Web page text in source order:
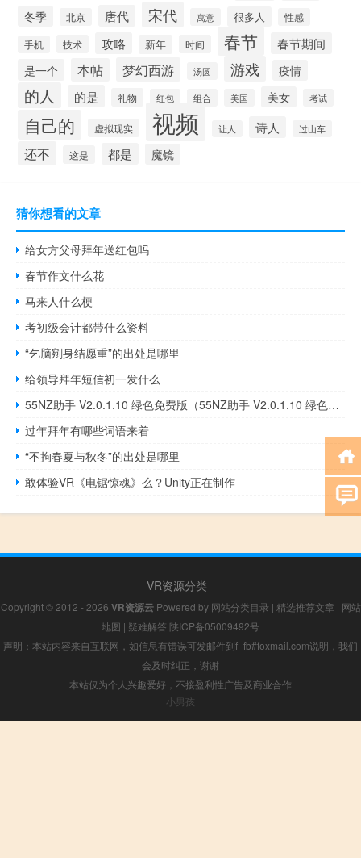
冬季 北京 唐代 宋代 寓意 很多人 性感
手机 技术 攻略 新年 时间 春节
春节期间
是一个
本帖 梦幻西游 汤圆 游戏 疫情
的人 的是 礼物 红包 组合 美国 美女 考试
自己的 虚拟现实 视频 让人 诗人 过山车
还不 这是 都是 魔镜
猜你想看的文章
给女方父母拜年送红包吗
春节作文什么花
马来人什么梗
考初级会计都带什么资料
“乞脑剜身结愿重”的出处是哪里
给领导拜年短信初一发什么
55NZ助手 V2.0.1.10 绿色免费版（55NZ助手 V2.0.1.10 绿色免费版功能简介）
过年拜年有哪些词语来着
“不拘春夏与秋冬”的出处是哪里
敢体验VR《电锯惊魂》么？Unity正在制作
VR资源分类
Copyright © 2012 - 2026 VR资源云Powered by 网站分类目录 | 精选推荐文章 | 网站
地图 | 疑难解答 陕ICP备05009492号
声明：本站内容来自互联网，如信息有错误可发邮件到f_fb#foxmail.com说明，我们
会及时纠正，谢谢
本站仅为个人兴趣爱好，不接盈利性广告及商业合作
小男孩